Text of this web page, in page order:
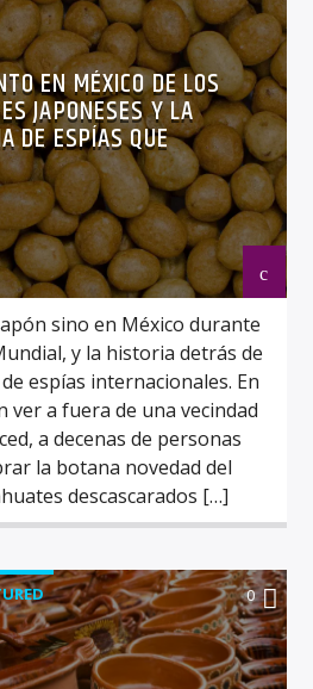
EN MÉXICO DE LOS
JAPONESES Y LA
DE ESPÍAS QUE
sino en México durante
y la historia detrás de
espías internacionales. En
ver a fuera de una vecindad
a decenas de personas
la botana novedad del
descascarados […]
0